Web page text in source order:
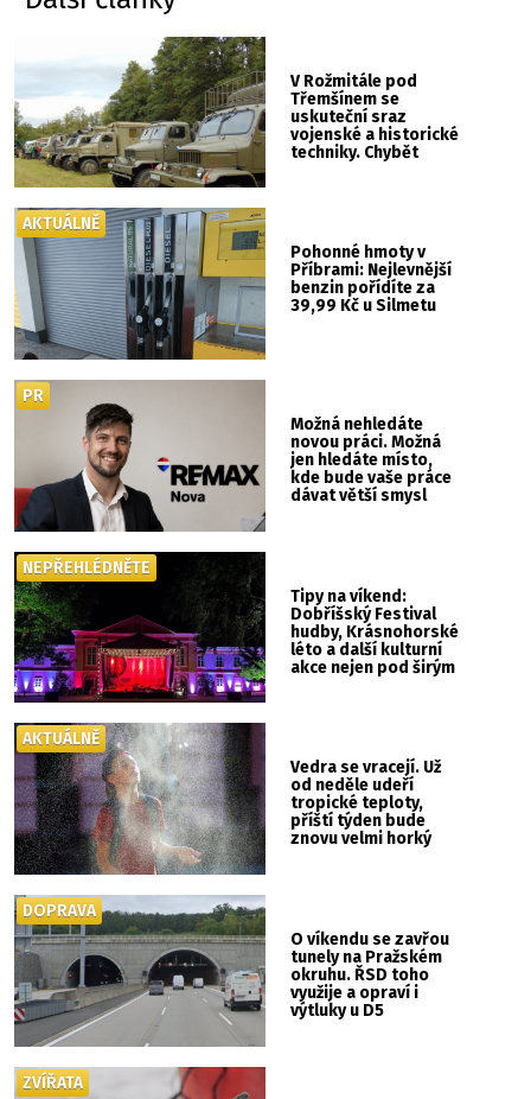
V Rožmitále pod
Třemšínem se
uskuteční sraz
vojenské a historické
techniky. Chybět
Pohonné hmoty v
Příbrami: Nejlevnější
benzin pořídíte za
39,99 Kč u Silmetu
AKTUÁLNĚ
Možná nehledáte
novou práci. Možná
jen hledáte místo,
kde bude vaše práce
dávat větší smysl
PR
Tipy na víkend:
Dobříšský Festival
hudby, Krásnohorské
léto a další kulturní
akce nejen pod širým
NEPŘEHLÉDNĚTE
Vedra se vracejí. Už
od neděle udeří
tropické teploty,
příští týden bude
znovu velmi horký
AKTUÁLNĚ
O víkendu se zavřou
tunely na Pražském
okruhu. ŘSD toho
využije a opraví i
výtluky u D5
DOPRAVA
ZVÍŘATA